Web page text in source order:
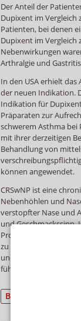
Der Anteil der
Dupixent im Vergleich
Patienten, bei denen
Dupixent im Vergleich
Nebenwirkungen
Arthralgie und
In den USA erhielt das
der neuen Indikation.
Indikation für
Präparaten zur
schwerem Asthma bei
mit ihrer derzeitigen
Behandlung von
können angewendet.
CRSwNP ist eine
Nebenhöhlen und
verstopfter Nase und
und Geschmackssinn.
Prozent der Patienten
zu einem erhöhten
und einer erheblichen
führen.
BfArM/EMA/FDA